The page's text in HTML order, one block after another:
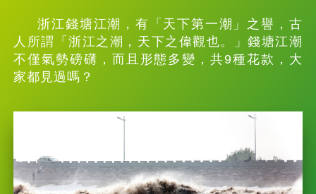
浙江錢塘江潮，有「天下第一潮」之譽，古
人所謂「浙江之潮，天下之偉觀也。」錢塘江潮
不僅氣勢磅礴，而且形態多變，共9種花款，大
家都見過嗎？